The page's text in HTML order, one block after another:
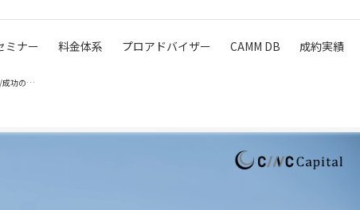
ミナー 料金体系 プロアドバイザー CAMM DB 成約実績
バス会社のM&A動向(2025年)メリットデメリット/事例/成功のポイ…